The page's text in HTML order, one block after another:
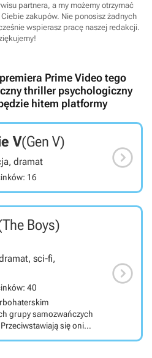
partnera, a my możemy otrzymać
zakupów. Nie ponosisz żadnych
wspierasz pracę naszej redakcji.
Prime Video tego
thriller psychologiczny
hitem platformy
V(Gen V)
dramat
16

Boys)
sci-fi,
40
grupy samozwańczych
się oni
